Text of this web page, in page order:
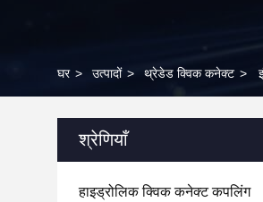
घर > उत्पादों > थ्रेडेड क्विक कनेक्ट >
श्रेणियाँ
हाइड्रोलिक क्विक कनेक्ट कपलिंग